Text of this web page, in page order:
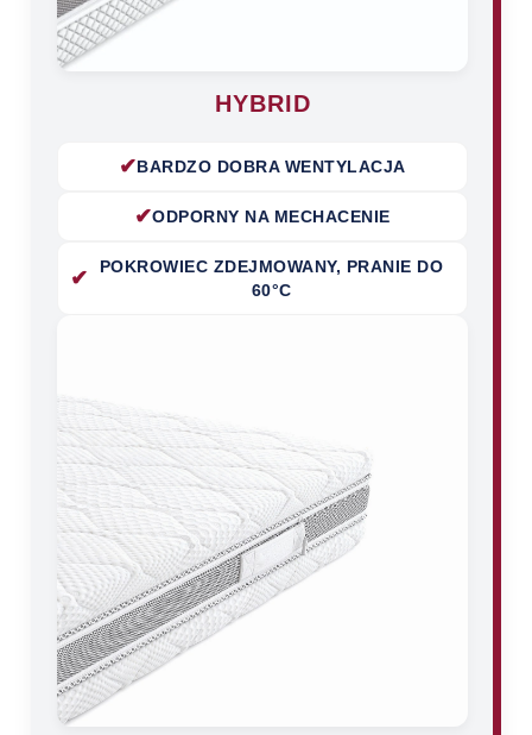
HYBRID
✔BARDZO DOBRA WENTYLACJA
✔ODPORNY NA MECHACENIE
✔
POKROWIEC ZDEJMOWANY, PRANIE DO
60°C